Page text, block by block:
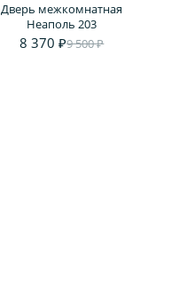
Дверь межкомнатная
Неаполь 203
8 370 ₽9 500 ₽